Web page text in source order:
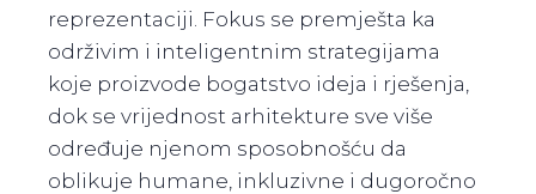
reprezentaciji. Fokus se premješta ka
održivim i inteligentnim strategijama
koje proizvode bogatstvo ideja i rješenja,
dok se vrijednost arhitekture sve više
određuje njenom sposobnošću da
oblikuje humane, inkluzivne i dugoročno